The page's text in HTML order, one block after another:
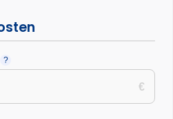
?
€